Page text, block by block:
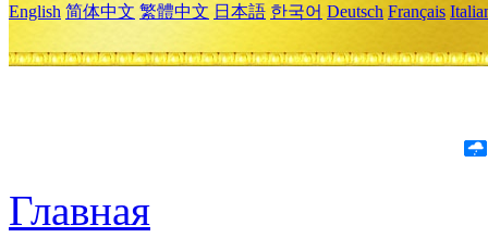
English 简体中文 繁體中文 日本語 한국어 Deutsch Français
Главная